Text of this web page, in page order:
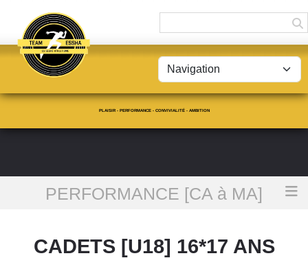
PLAISIR - PERFORMANCE - CONVIVIALITÉ - AMBITION
PERFORMANCE [CA à MA]
CADETS [U18] 16*17 ans
CADETS [U18] 16*17 ANS